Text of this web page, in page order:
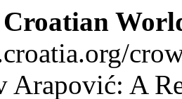
Arapović: A